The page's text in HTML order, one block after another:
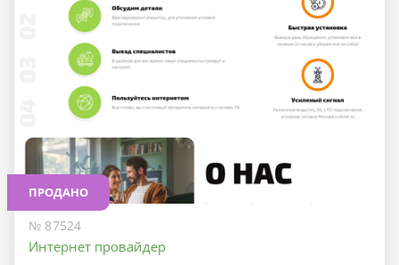
ПРОДАНО
№ 87524
Интернет провайдер